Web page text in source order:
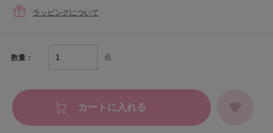
ラッピングについて
数量： 点
カートに入れる